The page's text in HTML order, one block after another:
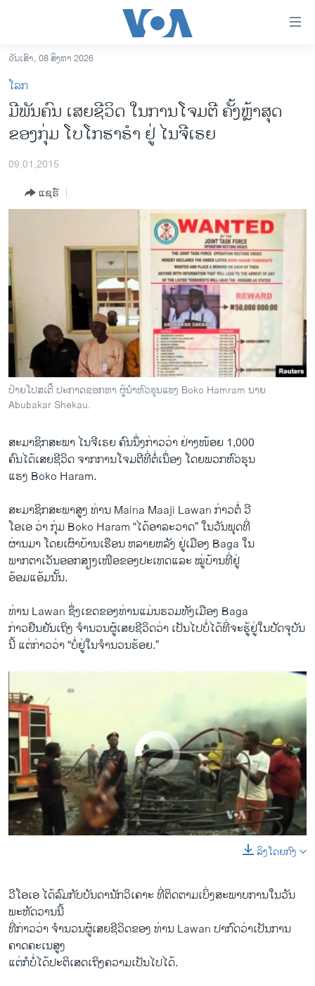
ເຂົ້າ
ຫາ
ຂ້າມ
ຂ້າມ
ຂ້າມ
ຫາ
ລາວ
ອາເມຣິກາ
ການເລືອກຕັ້ງ ປະທານາທີບໍດີ ສະຫະລັດ 2024
ຂ່າວ​ຈີນ
ໂລກ
ອິດສະຫຼະພາບດ້ານການຂ່າວ
ຊີວິດຊາວລາວ
ຊຸມຊົນຊາວລາວ
ວິທະຍາສາດ-ເທັກໂນໂລຈີ
ທຸລະກິດ
ພາສາອັງກິດ
ວີດີໂອ
ລາຍການກະຈາຍສຽງ
ລາຍງານ
ຕິດຕາມພວກເຮົາ ທີ່
ພາສາຕ່າງໆ
ວັນເສົາ, 08 ສິງຫາ 2026
ໂລກ
ມີພັນຄົນ ເສຍຊີວິດ ໃນການໂຈມຕີ ຄັ້ງຫຼ້າສຸດ
ຂອງກຸ່ມ ໂບໂກຮາຣຳ ຢູ່ ໄນຈີເຣຍ
09,01,2015
ແຊຣ໌
ປ້າຍໂປສເຕີ້ ປະກາດຊອກຫາ ຜູ້ນຳຫົວຮຸນແຮງ Boko Hamram ນາຍ
Abubakar Shekau.
ສະມາຊິກ​ສະພາ ​ໄນ​ຈີ​ເຣຍ ຄົນ​ນຶ່ງ​ກ່າວ​ວ່າ ຢ່າງ​ໜ້ອຍ 1,000
ຄົນ​ໄດ້​ເສຍ​ຊີວິດ ຈາກ​ການໂຈມ​ຕີ​ທີ່ຕໍ່​ເນຶ່ອງ ​ໂດຍ​ພວກ​ຫົວ​ຮຸນ
​ແຮງ ​Boko Haram.
ສະມາຊິກສະພາສູງ ທ່ານ​ Maina Maaji Lawan ກ່າວ​ຕໍ່ ວີ​
ໂອ​ເອ ວ່າ ກຸ່ມ Boko Haram “​ໄດ້ອາ​ລະວາ​ດ” ​ໃນ​ວັນ​ພຸດ​ທີ່
​ຜ່ານມາ ໂດຍ​ເຜົາ​ບ້ານ​ເຮືອ​ນ ຫລາຍ​ຫລັງ ຢູ່​ເມືອງ Baga ໃນ​
ພາກ​ຕາ​ເວັນ​ອອກສຽງ​ເໜືອ​ຂອງປະເທດ​ແລະ ໝູ່​ບ້ານ​ທີ່ຢູ່
​ອ້ອມ​ແອ້ມ​ນັ້ນ.
ທ່ານ Lawan ​ຊຶ່ງເຂດຂອງ​ທ່ານແມ່ນ​ຮວມທັງເມືອງ Baga
ກ່າວ​ຢືນຢັນ​ເຖິງ ຈຳນວນຜູ້​ເສຍ​ຊີວິດວ່າ ​ເປັນ​ໄປ​ບໍ່​ໄດ້​ທີ່​ຈະ​ຮູ້​ຢູ່​ໃນ​ປັດ​ຈຸ​ບັນ​
ນີ້ ​ແຕ່​ກ່າວ​ວ່າ “ບໍ່​ຢູ່​ໃນ​ຈຳນວນ​ຮ້ອຍ.”
EMBED
Security Experts: Nigeria, Neighbors Must Unite Against Boko Haram
byສຽງອາເມຣິກາ ວີໂອເອລາວ
SHARE
No media source currently available
ລິງໂດຍກົງ
ວີ​ໂອ​ເອ ​ໄດ້​ລົມ​ກັບ​ບັນດາ​ນັກວິ​ເຄາະ ທີ່​ຕິດ​ຕາມ​ເບິ່ງ​ສະພາບການ​ໃນ​ວັນ​
ພະຫັດ​ວານ​ນີ້ ​
ທີ່​ກ່າວ​ວ່າ ຈຳນວນ​ຜູ້ເສຍຊີວິດ​ຂອງ ທ່ານ Lawan ປາກົດ​ວ່າເປັນ​ການ
ຄາດ​ຄະ​ເນ​ສູງ
ແຕ່​ກໍບໍ່ໄດ້ປະຕິເສດເຖິງຄວາມເປັນໄປໄດ້.